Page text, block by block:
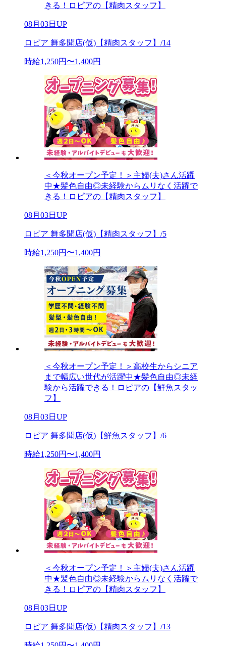
きる！ロピアの【精肉スタッフ】
08月03日UP
ロピア 舞多聞店(仮)【精肉スタッフ】/14
時給1,250円〜1,400円
＜今秋オープン予定！＞主婦(夫)さん活躍
中★髪色自由◎未経験からムリなく活躍で
きる！ロピアの【精肉スタッフ】
08月03日UP
ロピア 舞多聞店(仮)【精肉スタッフ】/5
時給1,250円〜1,400円
＜今秋オープン予定！＞高校生からシニア
まで幅広い世代が活躍中★髪色自由◎未経
験から活躍できる！ロピアの【鮮魚スタッ
フ】
08月03日UP
ロピア 舞多聞店(仮)【鮮魚スタッフ】/6
時給1,250円〜1,400円
＜今秋オープン予定！＞主婦(夫)さん活躍
中★髪色自由◎未経験からムリなく活躍で
きる！ロピアの【精肉スタッフ】
08月03日UP
ロピア 舞多聞店(仮)【精肉スタッフ】/13